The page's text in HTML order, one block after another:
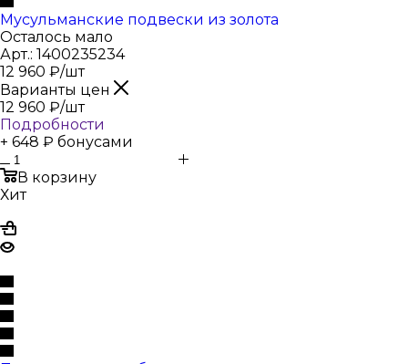
Мусульманские подвески из золота
Осталось мало
Арт.: 1400235234
12 960 ₽/шт
Варианты цен
12 960 ₽/шт
Подробности
+ 648 ₽ бонусами
В корзину
Хит